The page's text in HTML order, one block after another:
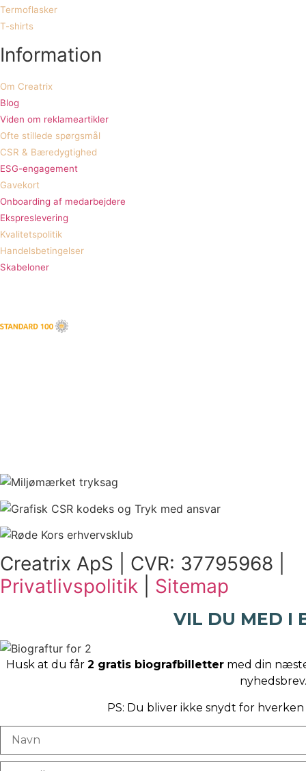
Termoflasker
T-shirts
Information
Om Creatrix
Blog
Viden om reklameartikler
Ofte stillede spørgsmål
CSR & Bæredygtighed
ESG-engagement
Gavekort
Onboarding af medarbejdere
Ekspreslevering
Kvalitetspolitik
Handelsbetingelser
Skabeloner
Creatrix ApS | CVR: 37795968 |
Privatlivspolitik
Sitemap
VIL DU MED I
Husk at du får 2 gratis biografbillettermed din
nyhedsbrev.
PS: Du bliver ikke snydt for